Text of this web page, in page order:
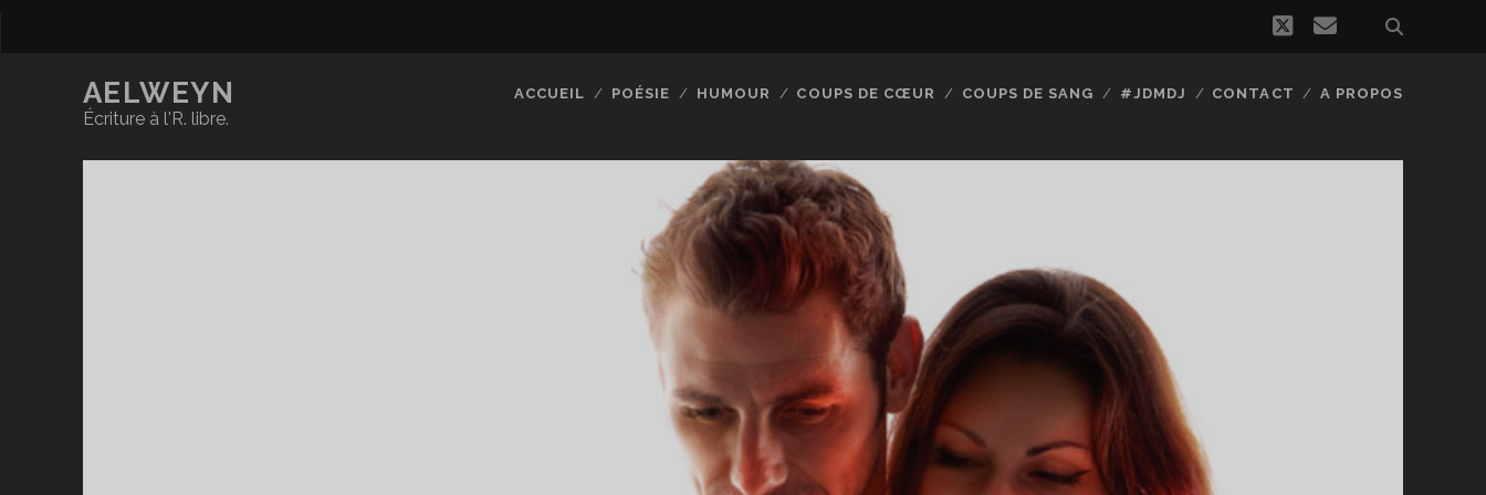
twitteremail
AELWEYN
Écriture à l'R. libre.
ACCUEIL POÉSIE HUMOUR COUPS DE CŒUR COUPS DE SANG #JDMDJ CONTACT A PROPOS